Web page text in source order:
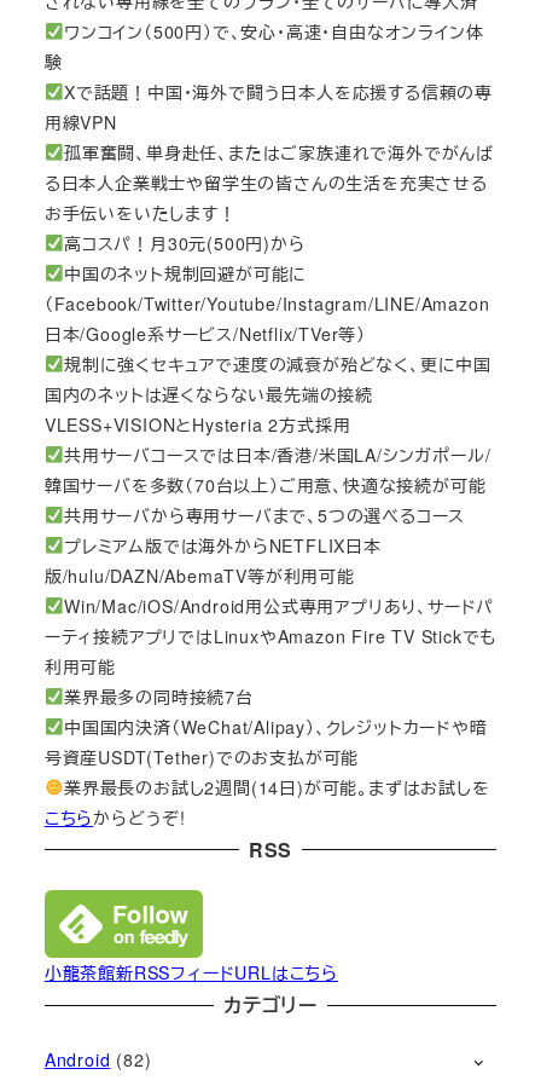
ワンコイン（500円）で、安心・高速・自由なオンライン体
験
Xで話題！中国・海外で闘う日本人を応援する信頼の専
用線VPN
孤軍奮闘、単身赴任、またはご家族連れで海外でがんば
る日本人企業戦士や留学生の皆さんの生活を充実させる
お手伝いをいたします！
高コスパ！月30元(500円)から
中国のネット規制回避が可能に
（Facebook/Twitter/Youtube/Instagram/LINE/Amazon
日本/Google系サービス/Netflix/TVer等）
規制に強くセキュアで速度の減衰が殆どなく、更に中国
国内のネットは遅くならない最先端の接続
VLESS+VISIONとHysteria 2方式採用
共用サーバコースでは日本/香港/米国LA/シンガポール/
韓国サーバを多数（70台以上）ご用意、快適な接続が可能
共用サーバから専用サーバまで、5つの選べるコース
プレミアム版では海外からNETFLIX日本
版/hulu/DAZN/AbemaTV等が利用可能
Win/Mac/iOS/Android用公式専用アプリあり、サードパ
ーティ接続アプリではLinuxやAmazon Fire TV Stickでも
利用可能
業界最多の同時接続7台
中国国内決済（WeChat/Alipay）、クレジットカードや暗
号資産USDT(Tether)でのお支払が可能
業界最長のお試し2週間(14日)が可能。まずはお試しを
こちらからどうぞ!
RSS
小龍茶館新RSSフィードURLはこちら
カテゴリー
Android (82)